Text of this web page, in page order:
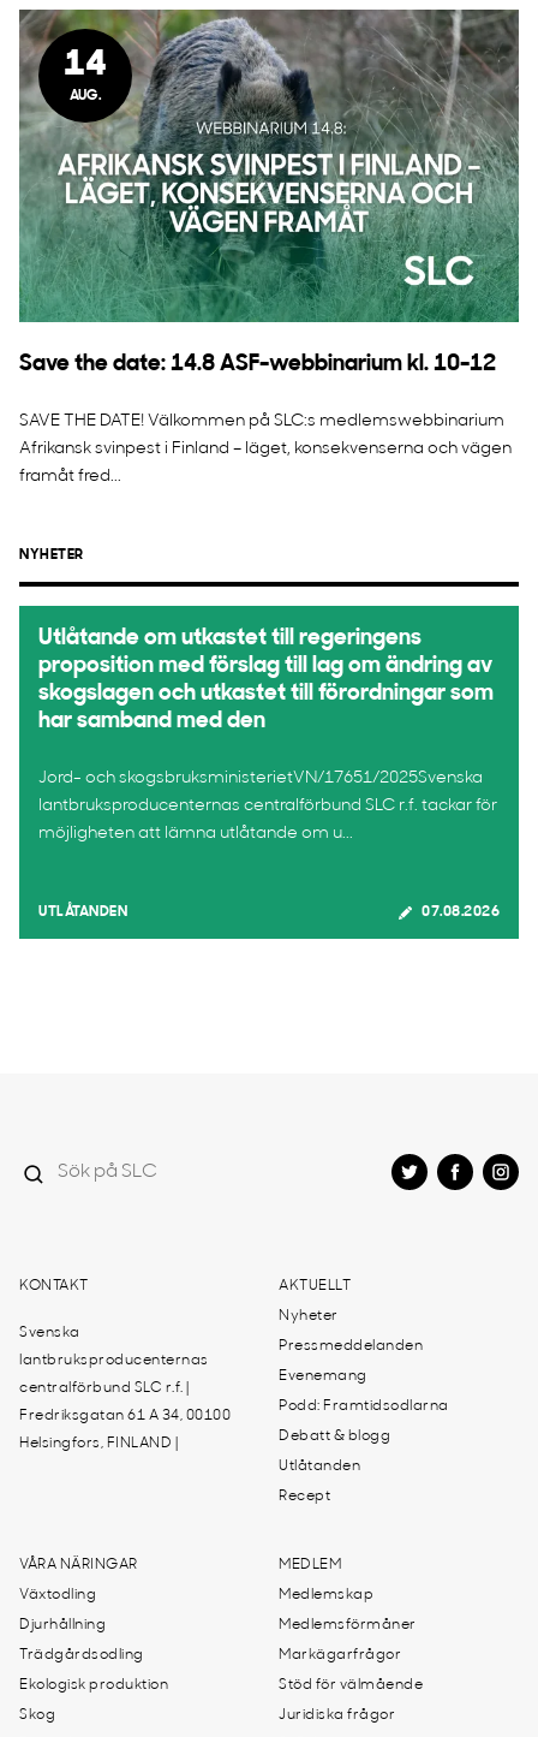
14
AUG.
Save the date: 14.8 ASF-webbinarium kl. 10-12
SAVE THE DATE! Välkommen på SLC:s medlemswebbinarium
Afrikansk svinpest i Finland – läget, konsekvenserna och vägen
framåt fred...
NYHETER
Utlåtande om utkastet till regeringens
proposition med förslag till lag om ändring av
skogslagen och utkastet till förordningar som
har samband med den
Jord- och skogsbruksministerietVN/17651/2025Svenska
lantbruksproducenternas centralförbund SLC r.f. tackar för
möjligheten att lämna utlåtande om u...
UTLÅTANDEN 07.08.2026
KONTAKT
Svenska
lantbruksproducenternas
centralförbund SLC r.f. |
Fredriksgatan 61 A 34, 00100
Helsingfors, FINLAND |
AKTUELLT
Nyheter
Pressmeddelanden
Evenemang
Podd: Framtidsodlarna
Debatt & blogg
Utlåtanden
Recept
VÅRA NÄRINGAR
Växtodling
Djurhållning
Trädgårdsodling
Ekologisk produktion
Skog
MEDLEM
Medlemskap
Medlemsförmåner
Markägarfrågor
Stöd för välmående
Juridiska frågor